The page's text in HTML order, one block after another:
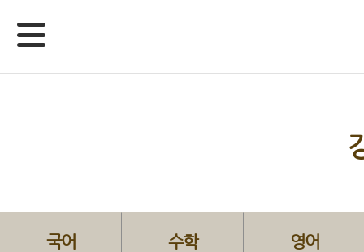
국어 수학 영어